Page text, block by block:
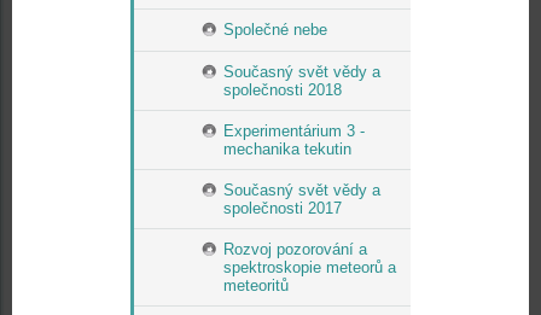
Společné nebe
Současný svět vědy a
společnosti 2018
Experimentárium 3 -
mechanika tekutin
Současný svět vědy a
společnosti 2017
Rozvoj pozorování a
spektroskopie meteorů a
meteoritů